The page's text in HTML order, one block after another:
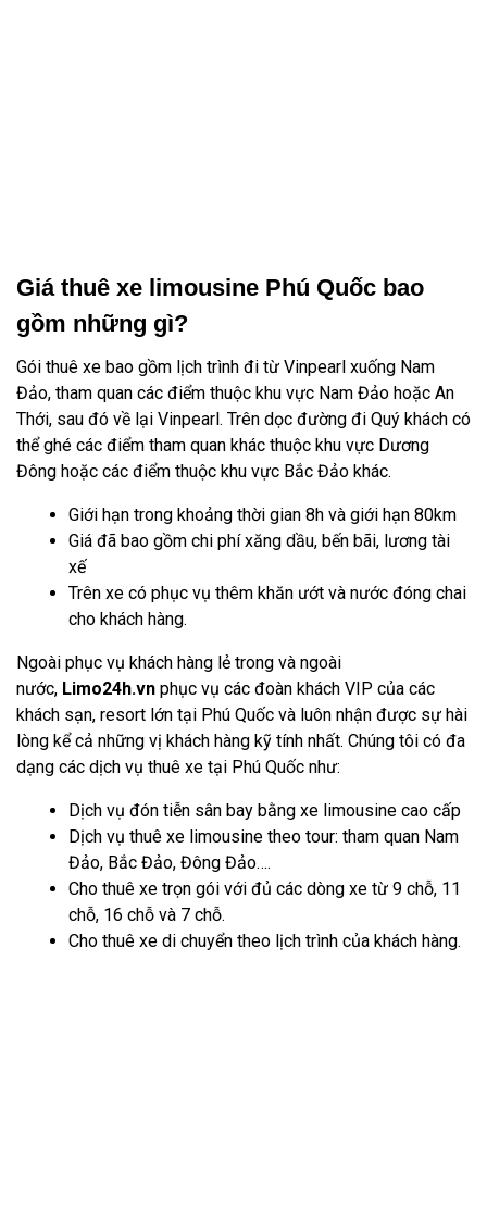
Giá thuê xe limousine Phú Quốc bao
gồm những gì?
Gói thuê xe bao gồm lịch trình đi từ Vinpearl xuống Nam
Đảo, tham quan các điểm thuộc khu vực Nam Đảo hoặc An
Thới, sau đó về lại Vinpearl. Trên dọc đường đi Quý khách có
thể ghé các điểm tham quan khác thuộc khu vực Dương
Đông hoặc các điểm thuộc khu vực Bắc Đảo khác.
Giới hạn trong khoảng thời gian 8h và giới hạn 80km
Giá đã bao gồm chi phí xăng dầu, bến bãi, lương tài
xế
Trên xe có phục vụ thêm khăn ướt và nước đóng chai
cho khách hàng.
Ngoài phục vụ khách hàng lẻ trong và ngoài
nước, Limo24h.vn phục vụ các đoàn khách VIP của các
khách sạn, resort lớn tại Phú Quốc và luôn nhận được sự hài
lòng kể cả những vị khách hàng kỹ tính nhất. Chúng tôi có đa
dạng các dịch vụ thuê xe tại Phú Quốc như:
Dịch vụ đón tiễn sân bay bằng xe limousine cao cấp
Dịch vụ thuê xe limousine theo tour: tham quan Nam
Đảo, Bắc Đảo, Đông Đảo….
Cho thuê xe trọn gói với đủ các dòng xe từ 9 chỗ, 11
chỗ, 16 chỗ và 7 chỗ.
Cho thuê xe di chuyển theo lịch trình của khách hàng.